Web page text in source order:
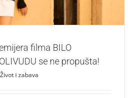
filma BILO
se ne propušta!
Život i zabava